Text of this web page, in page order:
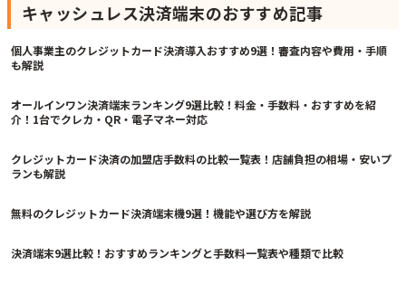
キャッシュレス決済端末のおすすめ記事
個人事業主のクレジットカード決済導入おすすめ9選！審査内容や費用・手順
も解説
オールインワン決済端末ランキング9選比較！料金・手数料・おすすめを紹
介！1台でクレカ・QR・電子マネー対応
クレジットカード決済の加盟店手数料の比較一覧表！店舗負担の相場・安いプ
ランも解説
無料のクレジットカード決済端末機9選！機能や選び方を解説
決済端末9選比較！おすすめランキングと手数料一覧表や種類で比較